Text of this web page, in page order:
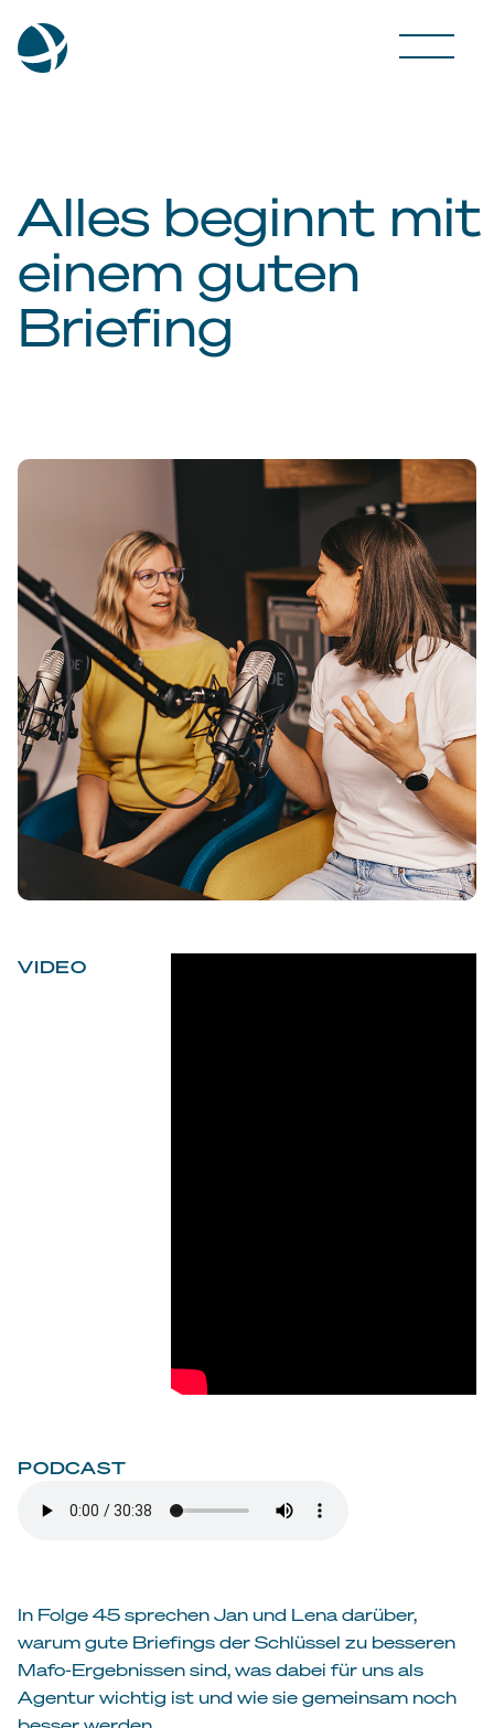
Alles beginnt mit
einem guten
Briefing
VIDEO
PODCAST
In Folge 45 sprechen Jan und Lena darüber,
warum gute Briefings der Schlüssel zu besseren
Mafo-Ergebnissen sind, was dabei für uns als
Agentur wichtig ist und wie sie gemeinsam noch